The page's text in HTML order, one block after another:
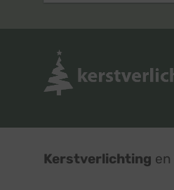
Kerstverlichting en